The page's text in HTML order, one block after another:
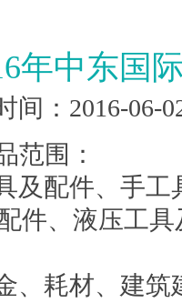
年中东国
间：2016-06-
范围：
及配件、手
件、液压工
、耗材、建